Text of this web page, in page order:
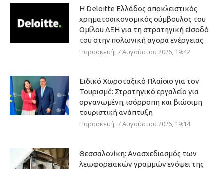
Η Deloitte Ελλάδος αποκλειστικός
χρηματοοικονομικός σύμβουλος του
Ομίλου ΔΕΗ για τη στρατηγική είσοδό
του στην πολωνική αγορά ενέργειας
Παρασκευή, 7 Αυγούστου 2026, 19:42
Ειδικό Χωροταξικό Πλαίσιο για τον
Τουρισμό: Στρατηγικό εργαλείο για
οργανωμένη, ισόρροπη και βιώσιμη
τουριστική ανάπτυξη
Παρασκευή, 7 Αυγούστου 2026, 19:14
Θεσσαλονίκη: Ανασχεδιασμός των
λεωφορειακών γραμμών ενόψει της